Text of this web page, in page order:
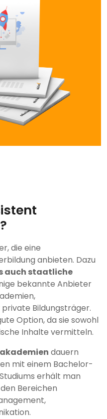
die eine
anbieten. Dazu
auch staatliche
bekannte Anbieter
private Bildungsträger.
Option, da sie sowohl
Inhalte vermitteln.
dauern
mit einem Bachelor-
erhält man
Bereichen